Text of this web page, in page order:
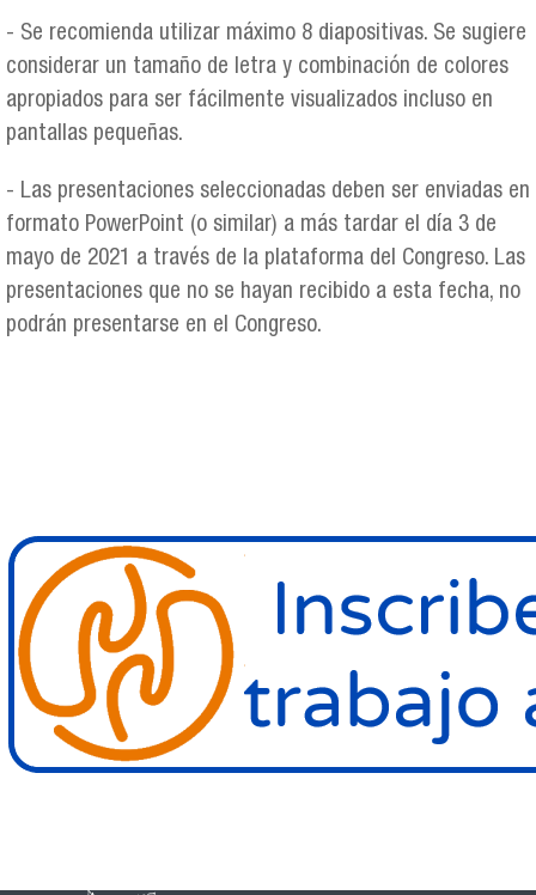
- Se recomienda utilizar máximo 8 diapositivas. Se sugiere
considerar un tamaño de letra y combinación de colores
apropiados para ser fácilmente visualizados incluso en
pantallas pequeñas.
- Las presentaciones seleccionadas deben ser enviadas en
formato PowerPoint (o similar) a más tardar el día 3 de
mayo de 2021 a través de la plataforma del Congreso. Las
presentaciones que no se hayan recibido a esta fecha, no
podrán presentarse en el Congreso.